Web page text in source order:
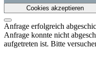
Cookies akzeptieren
Anfrage erfolgreich
Anfrage konnte nicht
aufgetreten ist. Bitte